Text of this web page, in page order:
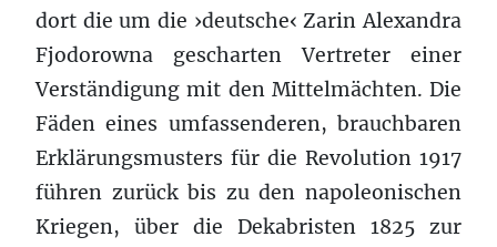
dort die um die ›deutsche‹ Zarin Alexandra
Fjodorowna gescharten Vertreter einer
Verständigung mit den Mittelmächten. Die
Fäden eines umfassenderen, brauchbaren
Erklärungsmusters für die Revolution 1917
führen zurück bis zu den napoleonischen
Kriegen, über die Dekabristen 1825 zur